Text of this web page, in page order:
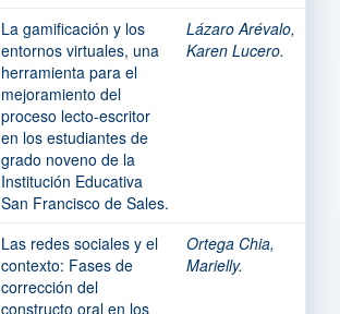
La gamificación y los
entornos virtuales, una
herramienta para el
mejoramiento del
proceso lecto-escritor
en los estudiantes de
grado noveno de la
Institución Educativa
San Francisco de Sales.
Lázaro Arévalo,
Karen Lucero.
Las redes sociales y el
contexto: Fases de
corrección del
constructo oral en los
Ortega Chia,
Marielly.